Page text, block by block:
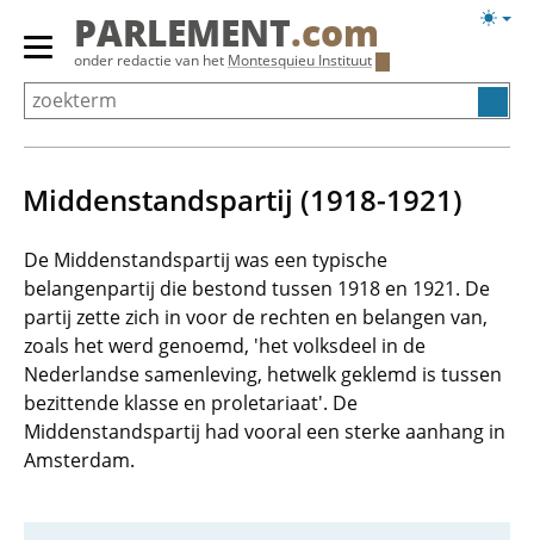
Overslaan
Primair
menu
tonen/verbergen
PARLEMENT.com
onder redactie van het Montesquieu Instituut
Middenstandspartij (1918-1921)
De Middenstandspartij was een typische
belangenpartij die bestond tussen 1918 en 1921. De
partij zette zich in voor de rechten en belangen van,
zoals het werd genoemd, 'het volksdeel in de
Nederlandse samenleving, hetwelk geklemd is tussen
bezittende klasse en proletariaat'. De
Middenstandspartij had vooral een sterke aanhang in
Amsterdam.